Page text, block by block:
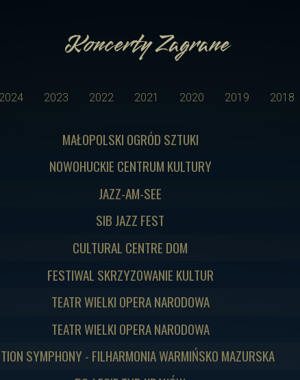
Koncerty Zagrane
2018
2019
2020
2021
2022
2023
2024
MAŁOPOLSKI OGRÓD SZTUKI
NOWOHUCKIE CENTRUM KULTURY
JAZZ-AM-SEE
SIB JAZZ FEST
CULTURAL CENTRE DOM
FESTIWAL SKRZYZOWANIE KULTUR
TEATR WIELKI OPERA NARODOWA
TEATR WIELKI OPERA NARODOWA
SYMPHONY - FILHARMONIA WARMIŃSKO MAZURSKA